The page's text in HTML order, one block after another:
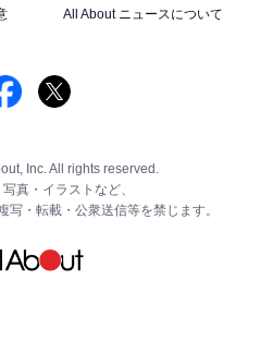
All About ニュースについて
Inc. All rights reserved.
真・イラストなど、
写・転載・公衆送信等を禁じます。